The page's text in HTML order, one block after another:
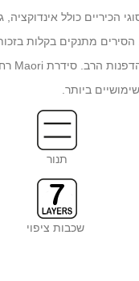
הכיריים כולל
ביותר.
תנור
שכבות ציפוי